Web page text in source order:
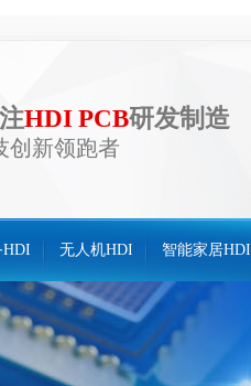
HDI PCB研发制造
创新领跑者
HDI 无人机HDI 智能家居HDI